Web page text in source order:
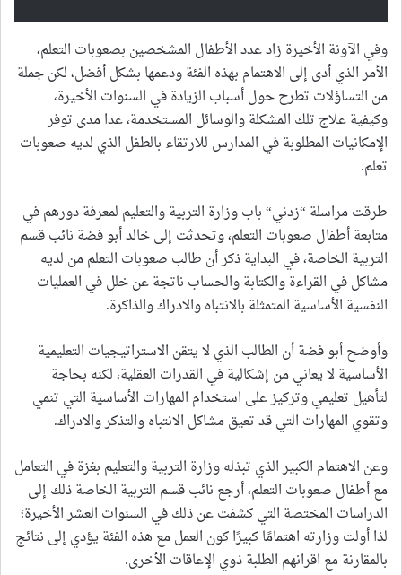
وفي الآونة الأخيرة زاد عدد الأطفال المشخصين بصعوبات التعلم،
الأمر الذي أدى إلى الاهتمام بهذه الفئة ودعمها بشكل أفضل، لكن جملة
من التساؤلات تطرح حول أسباب الزيادة في السنوات الأخيرة،
وكيفية علاج تلك المشكلة والوسائل المستخدمة، عدا مدى توفر
الإمكانيات المطلوبة في المدارس للارتقاء بالطفل الذي لديه صعوبات
تعلم.
طرقت مراسلة “زدني“ باب وزارة التربية والتعليم لمعرفة دورهم في
متابعة أطفال صعوبات التعلم، وتحدثت إلى خالد أبو فضة نائب قسم
التربية الخاصة، في البداية ذكر أن طالب صعوبات التعلم من لديه
مشاكل في القراءة والكتابة والحساب ناتجة عن خلل في العمليات
النفسية الأساسية المتمثلة بالانتباه والادراك والذاكرة.
وأوضح أبو فضة أن الطالب الذي لا يتقن الاستراتيجيات التعليمية
الأساسية لا يعاني من إشكالية في القدرات العقلية، لكنه بحاجة
لتأهيل تعليمي وتركيز على استخدام المهارات الأساسية التي تنمي
وتقوي المهارات التي قد تعيق مشاكل الانتباه والتذكر والادراك.
وعن الاهتمام الكبير الذي تبذله وزارة التربية والتعليم بغزة في التعامل
مع أطفال صعوبات التعلم، أرجع نائب قسم التربية الخاصة ذلك إلى
الدراسات المختصة التي كشفت عن ذلك في السنوات العشر الأخيرة؛
لذا أولت وزارته اهتمامًا كبيرًا كون العمل مع هذه الفئة يؤدي إلى نتائج
بالمقارنة مع اقرانهم الطلبة ذوي الإعاقات الأخرى.